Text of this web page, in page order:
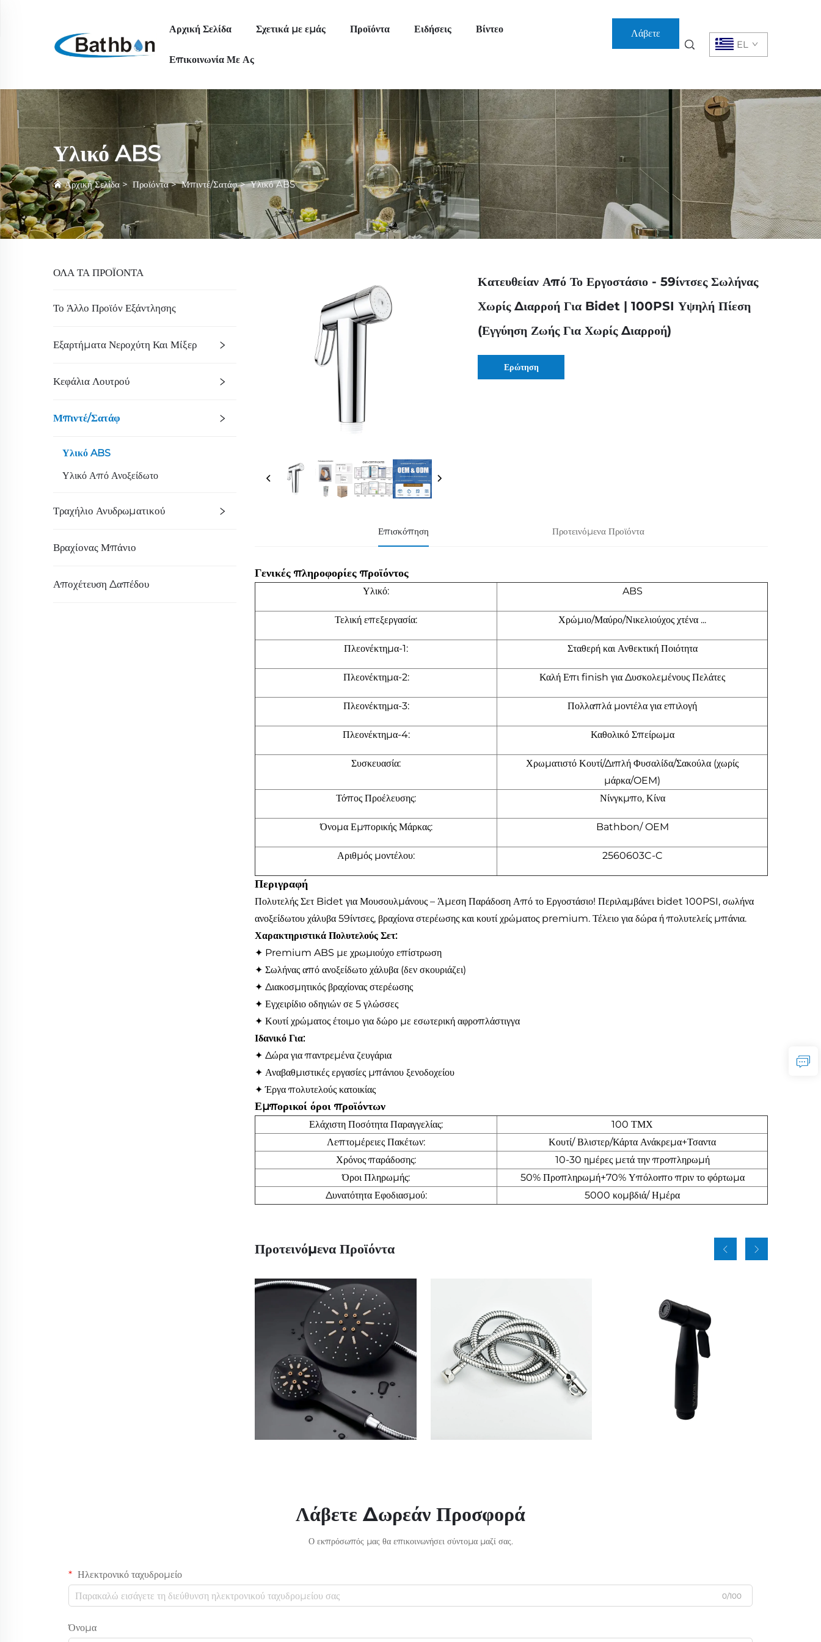
Αρχική Σελίδα Σχετικά με εμάς Προϊόντα Ειδήσεις Βίντεο
Επικοινωνία Με Ας
Λάβετε
EL
Υλικό ABS
Αρχική Σελίδα >Προϊόντα>Μπιντέ/Σατάφ>Υλικό ABS
ΌΛΑ ΤΑ ΠΡΟΪΟΝΤΑ
Το Άλλο Προϊόν Εξάντλησης
Εξαρτήματα Νεροχύτη Και Μίξερ
Κεφάλια Λουτρού
Μπιντέ/Σατάφ
Υλικό ABS
Υλικό Από Ανοξείδωτο
Τραχήλιο Ανυδρωματικού
Βραχίονας Μπάνιο
Αποχέτευση Δαπέδου
Κατευθείαν Από Το Εργοστάσιο - 59ίντσες Σωλήνας
Χωρίς Διαρροή Για Bidet | 100PSI Υψηλή Πίεση
(Εγγύηση Ζωής Για Χωρίς Διαρροή)
Ερώτηση
Επισκόπηση Προτεινόμενα Προϊόντα
Γενικές πληροφορίες προϊόντος
Υλικό: ABS
Τελική επεξεργασία: Χρώμιο/Μαύρο/Νικελιούχος χτένα ...
Πλεονέκτημα-1: Σταθερή και Ανθεκτική Ποιότητα
Πλεονέκτημα-2: Καλή Επι finish για Δυσκολεμένους Πελάτες
Πλεονέκτημα-3: Πολλαπλά μοντέλα για επιλογή
Πλεονέκτημα-4: Καθολικό Σπείρωμα
Συσκευασία:
Χρωματιστό Κουτί/Διπλή Φυσαλίδα/Σακούλα (χωρίς
μάρκα/OEM)
Τόπος Προέλευσης:
Νίνγκμπο, Κίνα
Όνομα Εμπορικής Μάρκας: Bathbon/ OEM
Αριθμός μοντέλου: 2560603C-C
Περιγραφή
Πολυτελής Σετ Bidet για Μουσουλμάνους – Άμεση Παράδοση Από το Εργοστάσιο! Περιλαμβάνει bidet 100PSI, σωλήνα
ανοξείδωτου χάλυβα 59ίντσες, βραχίονα στερέωσης και κουτί χρώματος premium. Τέλειο για δώρα ή πολυτελείς μπάνια.
Χαρακτηριστικά Πολυτελούς Σετ:
✦ Premium ABS με χρωμιούχο επίστρωση
✦ Σωλήνας από ανοξείδωτο χάλυβα (δεν σκουριάζει)
✦ Διακοσμητικός βραχίονας στερέωσης
✦ Εγχειρίδιο οδηγιών σε 5 γλώσσες
✦ Κουτί χρώματος έτοιμο για δώρο με εσωτερική αφροπλάστιγγα
Ιδανικό Για:
✦ Δώρα για παντρεμένα ζευγάρια
✦ Αναβαθμιστικές εργασίες μπάνιου ξενοδοχείου
✦ Έργα πολυτελούς κατοικίας
Εμπορικοί όροι προϊόντων
Ελάχιστη Ποσότητα Παραγγελίας:
100 ΤΜΧ
Λεπτομέρειες Πακέτων:
Κουτί/ Βλιστερ/Κάρτα Ανάκρεμα+Τσαντα
Χρόνος παράδοσης:
10-30 ημέρες μετά την προπληρωμή
Όροι Πληρωμής:
50% Προπληρωμή+70% Υπόλοιπο πριν το φόρτωμα
Δυνατότητα Εφοδιασμού:
5000 κομβδιά/ Ημέρα
Προτεινόμενα Προϊόντα
Λάβετε Δωρεάν Προσφορά
Ο εκπρόσωπός μας θα επικοινωνήσει σύντομα μαζί σας.
Ηλεκτρονικό ταχυδρομείο
0/100
Όνομα